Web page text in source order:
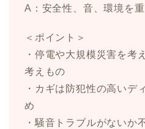
A：安全性、音、環境を
＜ポイント＞
・停電や大規模災害を考
考えもの
・カギは防犯性の高いデ
め
・騒音トラブルがないか